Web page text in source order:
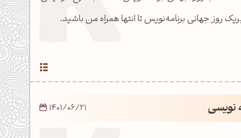
روز جهانی برنامه‌نویس تا انتها همراه من باشید.
نویسی 1401/06/21